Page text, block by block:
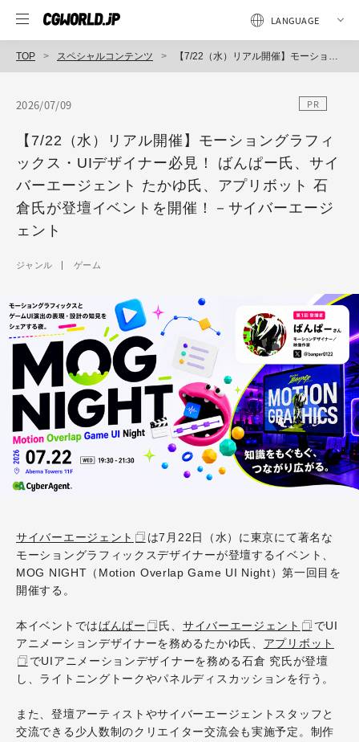
TOP スペシャルコンテンツ 【7/22（水）リアル開催】モーショングラフィックス・UIデザイナー必見！ ばんぱー氏、サイバーエージェント たかゆ氏、アプリボット 石倉氏が登壇イベントを開催！－サイバーエージェント
2026/07/09 PR
【7/22（水）リアル開催】モーショングラフィ
ックス・UIデザイナー必見！ ばんぱー氏、サイ
バーエージェント たかゆ氏、アプリボット 石
倉氏が登壇イベントを開催！－サイバーエージ
ェント
ジャンル ゲーム
サイバーエージェント は7月22日（水） に東京にて著名な
モーショングラフィックスデザイナーが登壇するイベント、
MOG NIGHT（Motion Overlap Game UI Night）第一回目を
開催する。
本イベントではばんぱー 氏、 サイバーエージェント
でUI
アニメーションデザイナーを務めるたかゆ氏、 アプリボット
でUIアニメーションデザイナーを務める石倉 究氏が登壇
し、ライトニングトークやパネルディスカッションを行う。
また、登壇アーティストやサイバーエージェントスタッフと
交流できる少人数制のクリエイター交流会も実施予定。制作